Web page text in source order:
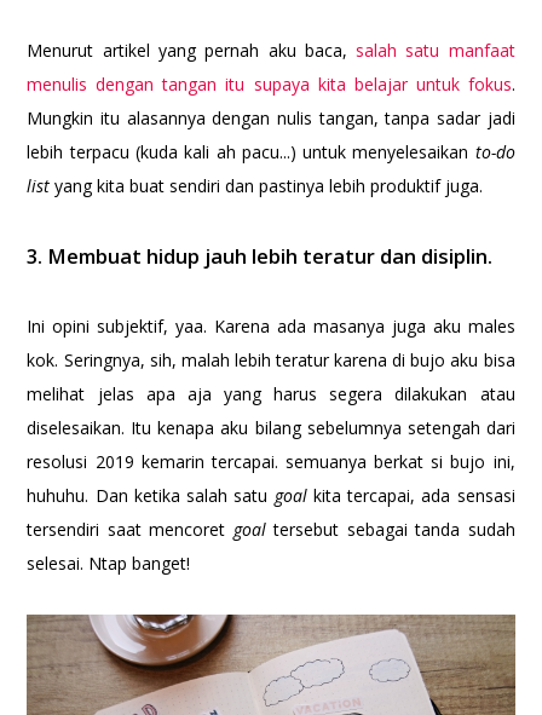
Menurut artikel yang pernah aku baca,salah satu manfaat
menulis dengan tangan itu supaya kita belajar untuk fokus.
Mungkin itu alasannya dengan nulis tangan, tanpa sadar jadi
lebih terpacu (kuda kali ah pacu...) untuk menyelesaikan to-do
listyang kita buat sendiri dan pastinya lebih produktif juga.
3. Membuat hidup jauh lebih teratur dan disiplin.
Ini opini subjektif, yaa. Karena ada masanya juga aku males
kok. Seringnya, sih, malah lebih teratur karena di bujo aku bisa
melihat jelas apa aja yang harus segera dilakukan atau
diselesaikan. Itu kenapa aku bilang sebelumnya setengah dari
resolusi 2019 kemarin tercapai. semuanya berkat si bujo ini,
huhuhu. Dan ketika salah satu goal kita tercapai, ada sensasi
tersendiri saat mencoret goaltersebut sebagai tanda sudah
selesai. Ntap banget!